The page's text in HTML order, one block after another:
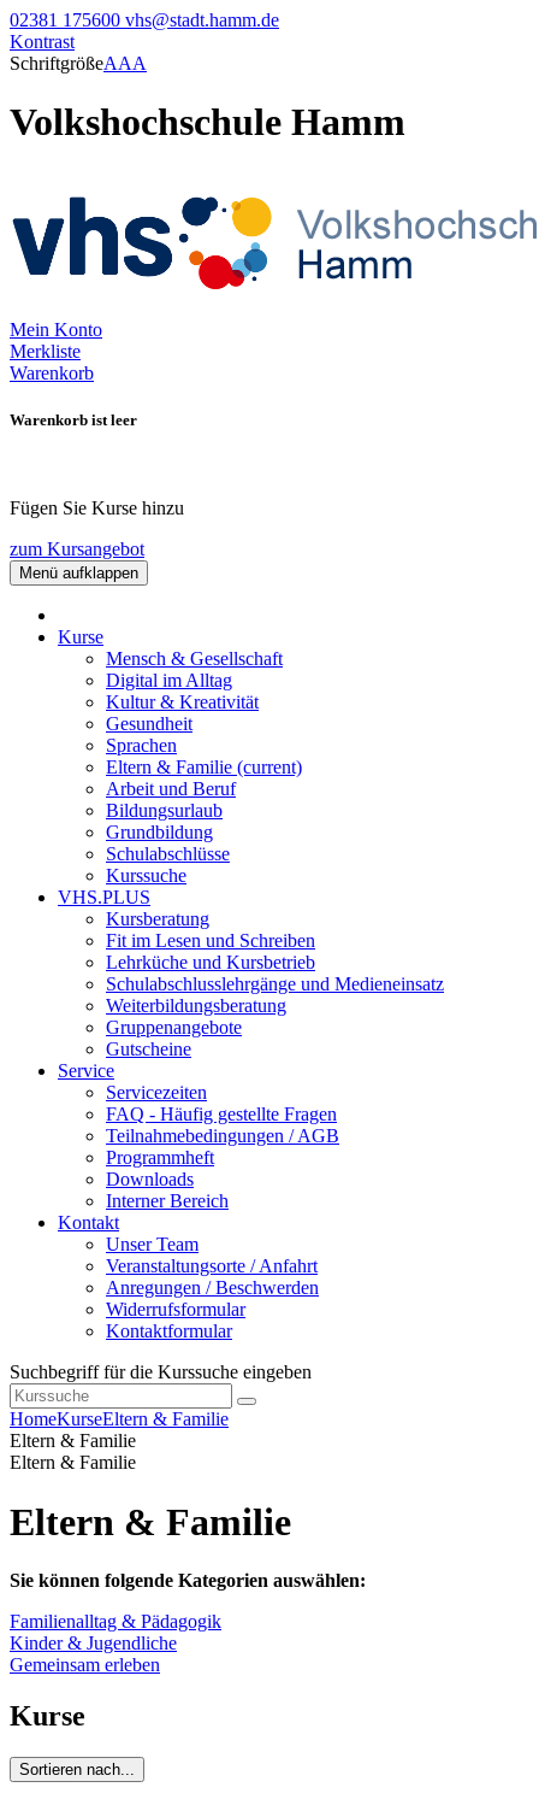
02381 175600 vhs@stadt.hamm.de
Kontrast
SchriftgrößeAAA
Volkshochschule Hamm
Mein Konto
Merkliste
Warenkorb
Warenkorb ist leer
Fügen Sie Kurse hinzu
zum Kursangebot
Menü aufklappen
Kurse
Mensch & Gesellschaft
Digital im Alltag
Kultur & Kreativität
Gesundheit
Sprachen
Eltern & Familie (current)
Arbeit und Beruf
Bildungsurlaub
Grundbildung
Schulabschlüsse
Kurssuche
VHS.PLUS
Kursberatung
Fit im Lesen und Schreiben
Lehrküche und Kursbetrieb
Schulabschlusslehrgänge und Medieneinsatz
Weiterbildungsberatung
Gruppenangebote
Gutscheine
Service
Servicezeiten
FAQ - Häufig gestellte Fragen
Teilnahmebedingungen / AGB
Programmheft
Downloads
Interner Bereich
Kontakt
Unser Team
Veranstaltungsorte / Anfahrt
Anregungen / Beschwerden
Widerrufsformular
Kontaktformular
Suchbegriff für die Kurssuche eingeben
HomeKurseEltern & Familie
Eltern & Familie
Eltern & Familie
Eltern & Familie
Sie können folgende Kategorien auswählen:
Familienalltag & Pädagogik
Kinder & Jugendliche
Gemeinsam erleben
Kurse
Sortieren nach...